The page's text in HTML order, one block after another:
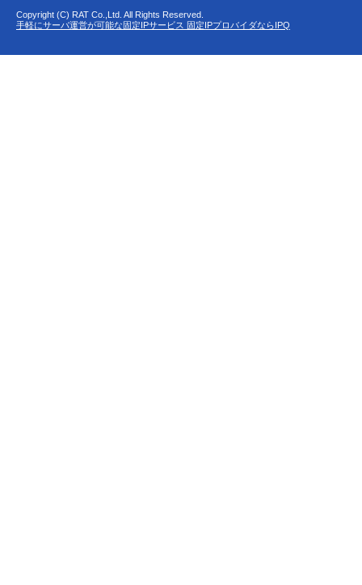
Copyright (C) RAT Co.,Ltd. All Rights Reserved.
手軽にサーバ運営が可能な固定IPサービス 固定IPプロバイダならIPQ